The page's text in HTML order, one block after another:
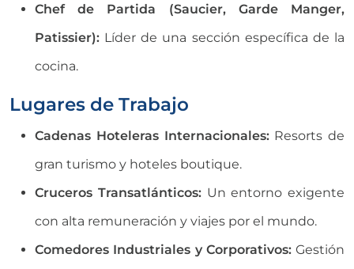
Chef de Partida (Saucier, Garde Manger,
Patissier): Líder de una sección específica de la
cocina.
Lugares de Trabajo
Cadenas Hoteleras Internacionales:Resorts de
gran turismo y hoteles boutique.
Cruceros Transatlánticos:Un entorno exigente
con alta remuneración y viajes por el mundo.
Comedores Industriales y Corporativos:Gestión